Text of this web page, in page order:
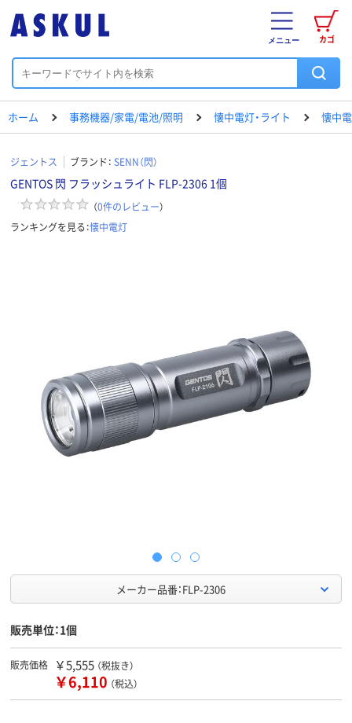
カゴ
メニュー
ホーム 事務機器/家電/電池/照明 懐中電灯・ライト 懐中
ジェントス ブランド： SENN（閃）
GENTOS 閃 フラッシュライト FLP-2306 1個
（0件のレビュー）
ランキングを見る：懐中電灯
メーカー品番：FLP-2306
販売単位：1個
販売価格 ￥5,555 （税抜き）
￥6,110 （税込）